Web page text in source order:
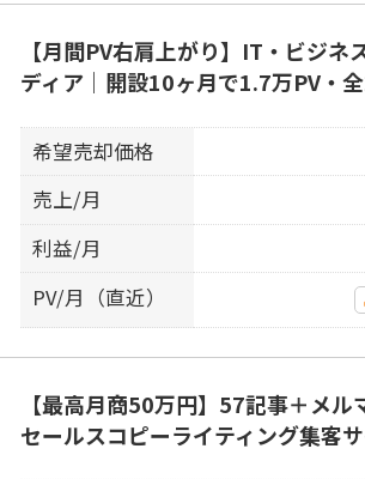
【月間PV右肩上がり】IT・ビジネ
ディア｜開設10ヶ月で1.7万PV・
希望売却価格
売上/月
利益/月
PV/月（直近）
【最高月商50万円】57記事＋メ
セールスコピーライティング集客